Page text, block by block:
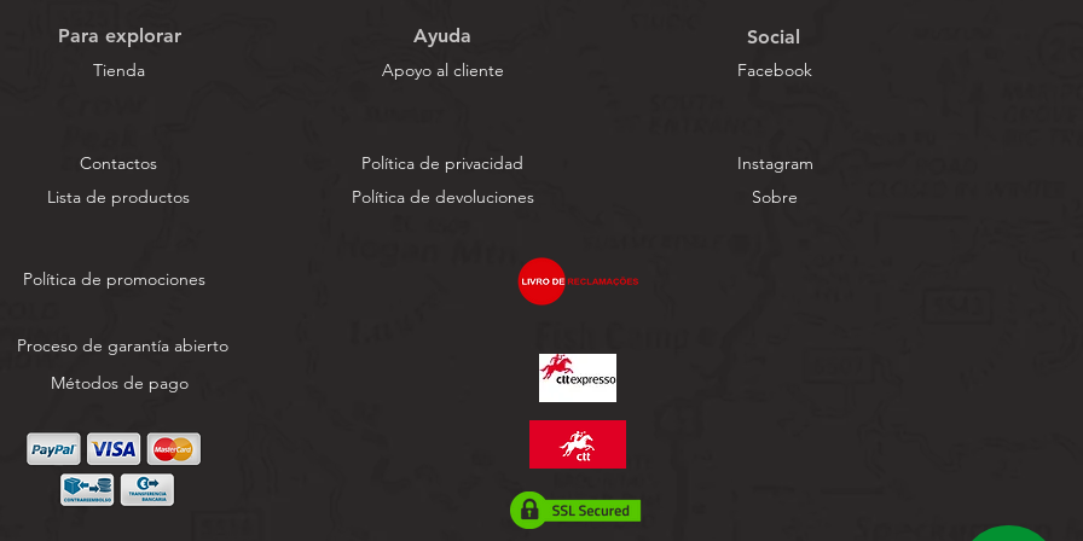
Para explorar
Tienda
Contactos
Lista de productos
Política de promociones
Proceso de garantía abierto
Métodos de pago
Ayuda
Apoyo al cliente
Política de privacidad
Política de devoluciones
Social
Facebook
Instagram
Sobre